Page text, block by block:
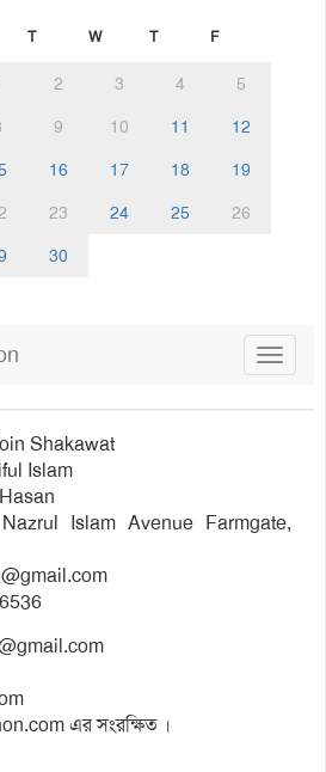
T W T F
2 3 4
5
9 10 11
12
16 17 18
19
23 24 25
26
30
Toggle
Shakawat
Islam
Islam Avenue Farmgate,
এর সংরক্ষিত ।